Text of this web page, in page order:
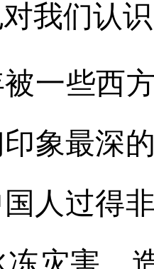
我们认
些西方
象最深
国人过得